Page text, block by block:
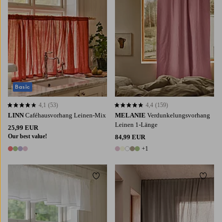
LINN Caféhausvorhang Leinen-Mix
25,99 EUR
Our best value!
4 Farben
4,1 basierend auf 53 Bewertungen
4,1 (53)
Basic
MELANIE Verdunkelungsvorhang
Leinen 1-Länge
84,99 EUR
6 Farben
+1
4,4 basierend auf 159 Bewertungen
4,4 (159)
Zu Favoriten hinzufügen Zu